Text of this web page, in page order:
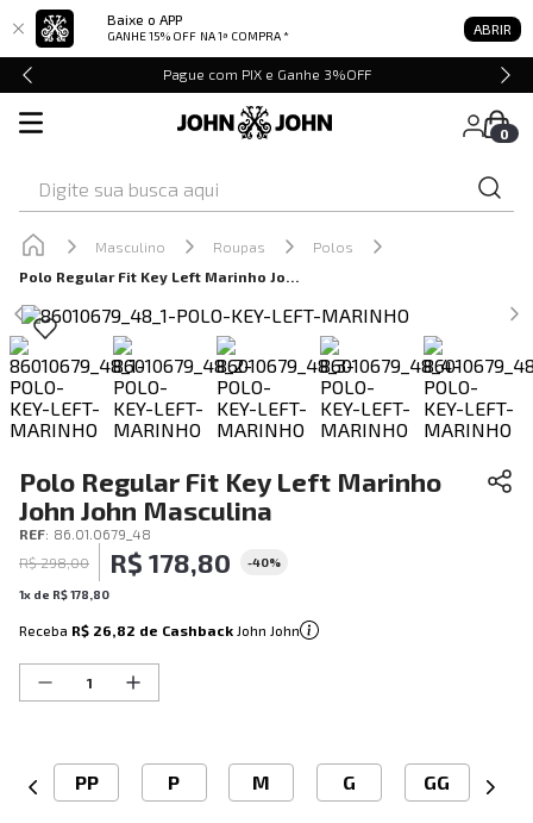
Baixe o APP
GANHE 15% OFF NA 1ª COMPRA * ABRIR
Pague com PIX e Ganhe 3%OFF
0
Masculino Roupas
Polos
Polo Regular Fit Key Left Marinho John John Masculina
Polo Regular Fit Key Left Marinho
John John Masculina
REF: 86.01.0679_48
R$ 298,00 R$ 178,80 -40%
1x de R$178 80
Receba R$ 26,82 de Cashback John John
PP P M G GG